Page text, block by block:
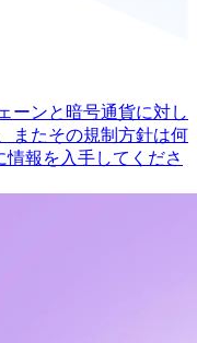
ーンと暗号通貨に対し
またその規制方針は何
情報を入手してくださ